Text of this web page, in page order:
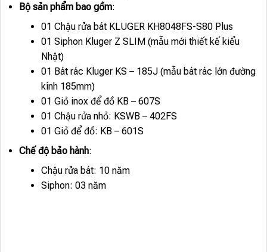
Bộ sản phẩm bao gồm:
01 Chậu rửa bát KLUGER KH8048FS-S80 Plus
01 Siphon Kluger Z SLIM (mẫu mới thiết kế kiểu
Nhật)
01 Bát rác Kluger KS – 185J (mẫu bát rác lớn đường
kính 185mm)
01 Giỏ inox để đồ KB – 607S
01 Chậu rửa nhỏ: KSWB – 402FS
01 Giỏ để đồ: KB – 601S
Chế độ bảo hành:
Chậu rửa bát: 10 năm
Siphon: 03 năm